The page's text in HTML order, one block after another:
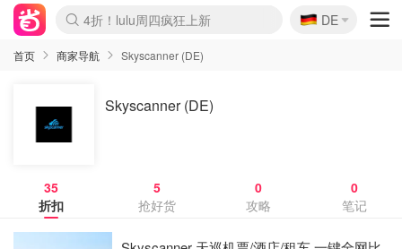
Boticinal 夏促开抢！
4折！lulu周四疯狂上新
还没结束！&OtherStories大促
Joybuy变相75折 随时失效
速领！Stanley独家85折
疑似霸哥！Camper额外叠85折
Zalando 奥莱闪促！每日更新
Moncler反季囤！5折起+叠9折
Coach Brooklyn仅€192
🇩🇪
DE
首页 商家导航 Skyscanner (DE)
Skyscanner (DE)
35
折扣
5
抢好货
0
攻略
0
笔记